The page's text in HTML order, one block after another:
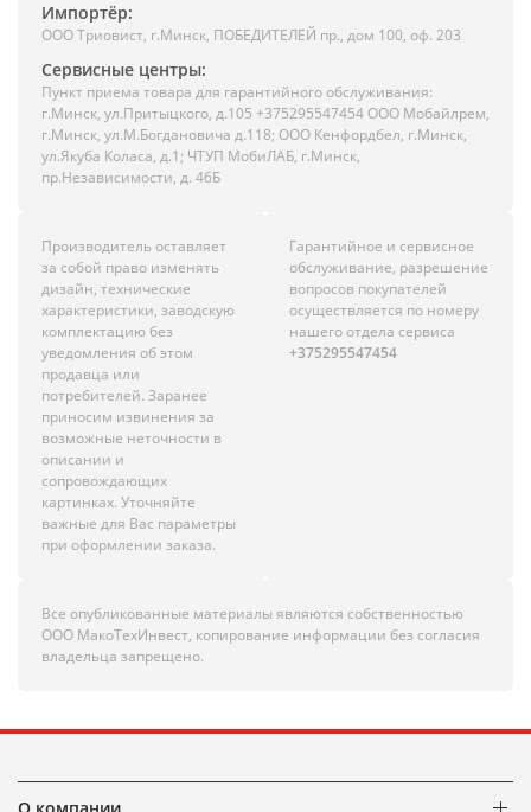
Импортёр:
ООО Триовист, г.Минск, ПОБЕДИТЕЛЕЙ пр., дом 100, оф. 203
Сервисные центры:
Пункт приема товара для гарантийного обслуживания:
г.Минск, ул.Притыцкого, д.105 +375295547454 ООО Мобайлрем,
г.Минск, ул.М.Богдановича д.118; ООО Кенфордбел, г.Минск,
ул.Якуба Коласа, д.1; ЧТУП МобиЛАБ, г.Минск,
пр.Независимости, д. 46Б
Производитель оставляет
за собой право изменять
дизайн, технические
характеристики, заводскую
комплектацию без
уведомления об этом
продавца или
потребителей. Заранее
приносим извинения за
возможные неточности в
описании и
сопровождающих
картинках. Уточняйте
важные для Вас параметры
при оформлении заказа.
Гарантийное и сервисное
обслуживание, разрешение
вопросов покупателей
осуществляется по номеру
нашего отдела сервиса
+375295547454
Все опубликованные материалы являются собственностью
ООО МакоТехИнвест, копирование информации без согласия
владельца запрещено.